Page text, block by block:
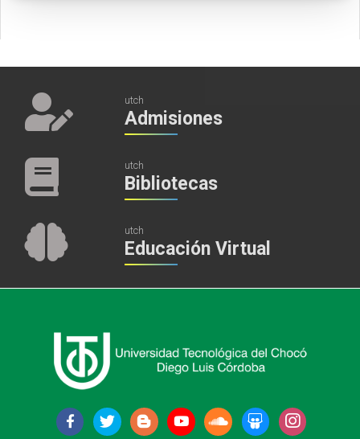
utch
Admisiones
utch
Bibliotecas
utch
Educación Virtual